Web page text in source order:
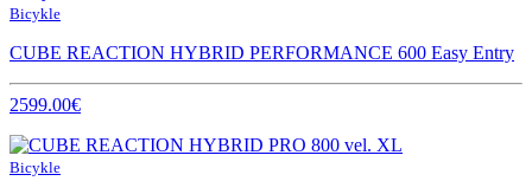
Bicykle
CUBE REACTION HYBRID PERFORMANCE 600 Easy Entry
2599.00€
Bicykle